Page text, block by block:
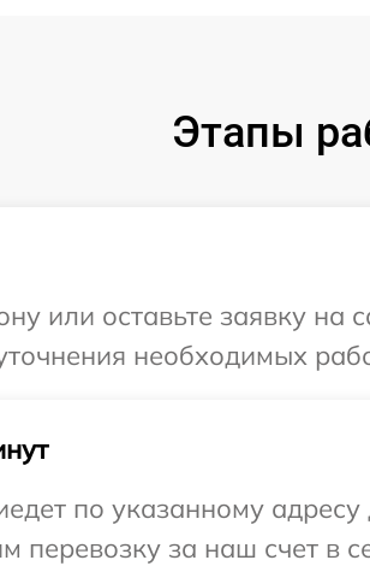
Этапы
или оставьте заявку на
необходимых
по указанному
перевозку за наш счет в